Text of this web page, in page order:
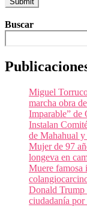
Buscar
Miguel
marcha obra
Imparable” de
Instalan
de Mahahual
Mujer de 97
longeva en
Muere famosa
Donald Trump
ciudadanía